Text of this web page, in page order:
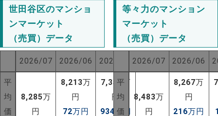
NEW!
世田谷区のマンショ
ンマーケット
（売買）データ
2026/07 2026/06 2025/07
平
均
価
8,285万
円
8,213万
円
72万円
7,351万
円
934 万円
等々力のマンション
マーケット
（売買）データ
2026/07 2026/06
平
均
価
8,483万
円
8,267万
円
216万円